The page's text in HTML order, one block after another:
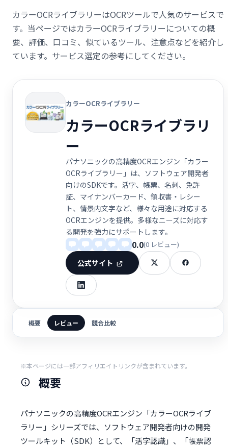
カラーOCRライブラリーはOCRツールで人気のサービスで
す。当ページではカラーOCRライブラリーについての概
要、評価、口コミ、似ているツール、注意点などを紹介し
ています。サービス選定の参考にしてください。
カラーOCRライブラリー
カラーOCRライブラリ
ー
パナソニックの高精度OCRエンジン「カラー
OCRライブラリー」は、ソフトウェア開発者
向けのSDKです。活字、帳票、名刺、免許
証、マイナンバーカード、領収書・レシー
ト、情景内文字など、様々な用途に対応する
OCRエンジンを提供。多様なニーズに対応す
る開発を強力にサポートします。
0.0(0 レビュー)
公式サイト
概要 レビュー 競合比較
※本ページには一部アフィリエイトリンクが含まれています。
概要
パナソニックの高精度OCRエンジン「カラーOCRライブ
ラリー」シリーズでは、ソフトウェア開発者向けの開発
ツールキット（SDK）として、「活字認識」、「帳票認